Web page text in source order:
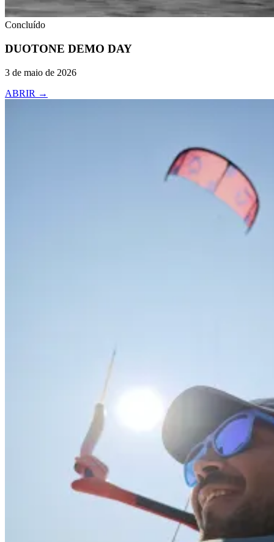
Concluído
DUOTONE DEMO DAY
3 de maio de 2026
ABRIR →